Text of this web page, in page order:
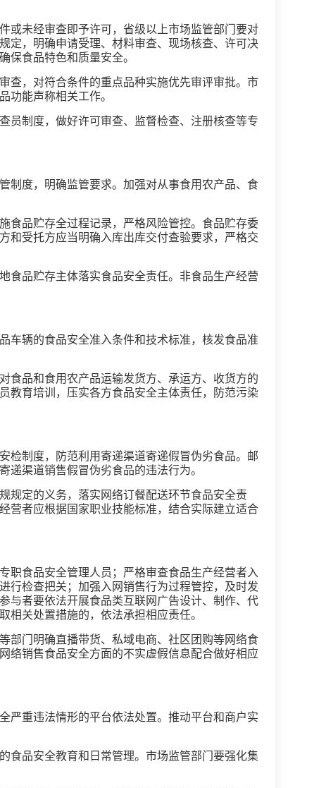
或未经审查即予许可，省级以上市场监管部门要对
定，明确申请受理、材料审查、现场核查、许可决
保食品特色和质量安全。
查，对符合条件的重点品种实施优先审评审批。市
功能声称相关工作。
员制度，做好许可审查、监督检查、注册核查等专
制度，明确监管要求。加强对从事食用农产品、食
食品贮存全过程记录，严格风险管控。食品贮存委
和受托方应当明确入库出库交付查验要求，严格交
食品贮存主体落实食品安全责任。非食品生产经营
车辆的食品安全准入条件和技术标准，核发食品准
食品和食用农产品运输发货方、承运方、收货方的
教育培训，压实各方食品安全主体责任，防范污染
检制度，防范利用寄递渠道寄递假冒伪劣食品。邮
渠道销售假冒伪劣食品的违法行为。
规定的义务，落实网络订餐配送环节食品安全责
营者应根据国家职业技能标准，结合实际建立适合
职食品安全管理人员；严格审查食品生产经营者入
行检查把关；加强入网销售行为过程管控，及时发
与者要依法开展食品类互联网广告设计、制作、代
关处置措施的，依法承担相应责任。
部门明确直播带货、私域电商、社区团购等网络食
络销售食品安全方面的不实虚假信息配合做好相应
严重违法情形的平台依法处置。推动平台和商户实
食品安全教育和日常管理。市场监管部门要强化集